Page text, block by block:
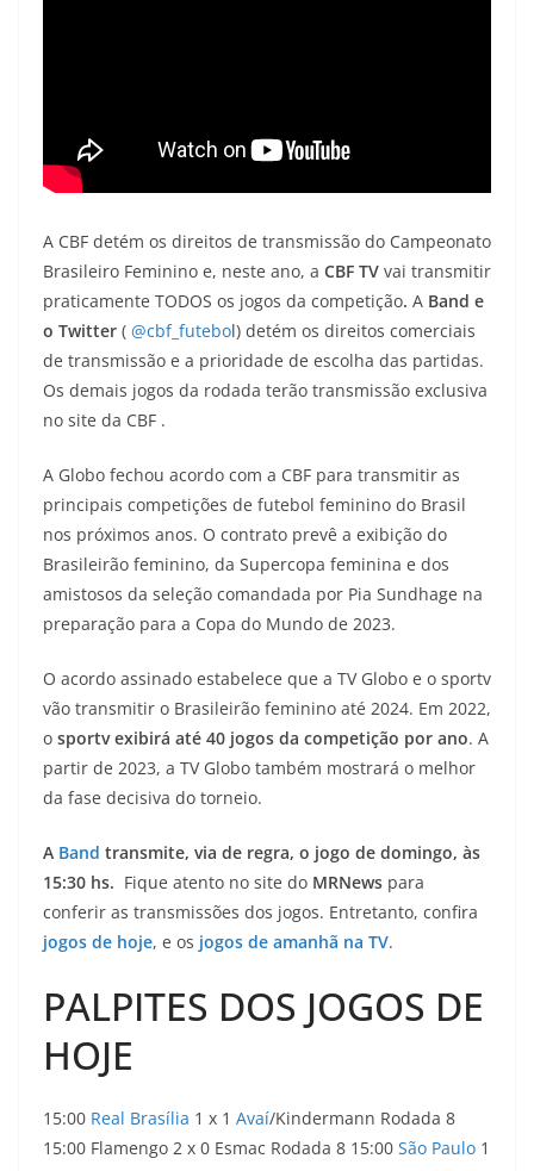
A CBF detém os direitos de transmissão do Campeonato
Brasileiro Feminino e, neste ano, a CBF TV vai transmitir
praticamente TODOS os jogos da competição. A Band e
o Twitter ( @cbf_futebol) detém os direitos comerciais
de transmissão e a prioridade de escolha das partidas.
Os demais jogos da rodada terão transmissão exclusiva
no site da CBF .
A Globo fechou acordo com a CBF para transmitir as
principais competições de futebol feminino do Brasil
nos próximos anos. O contrato prevê a exibição do
Brasileirão feminino, da Supercopa feminina e dos
amistosos da seleção comandada por Pia Sundhage na
preparação para a Copa do Mundo de 2023.
O acordo assinado estabelece que a TV Globo e o sportv
vão transmitir o Brasileirão feminino até 2024. Em 2022,
o sportv exibirá até 40 jogos da competição por ano. A
partir de 2023, a TV Globo também mostrará o melhor
da fase decisiva do torneio.
A Band transmite, via de regra, o jogo de domingo, às
15:30 hs. Fique atento no site do MRNews para
conferir as transmissões dos jogos. Entretanto, confira
jogos de hoje, e os jogos de amanhã na TV.
PALPITES DOS JOGOS DE
HOJE
15:00 Real Brasília 1 x 1 Avaí/Kindermann Rodada 8
15:00 Flamengo 2 x 0 Esmac Rodada 8 15:00 São Paulo 1